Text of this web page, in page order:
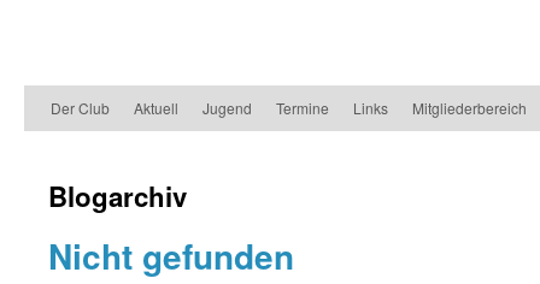
Der Club Aktuell Jugend Termine Links Mitgliederbereich
Blogarchiv
Nicht gefunden